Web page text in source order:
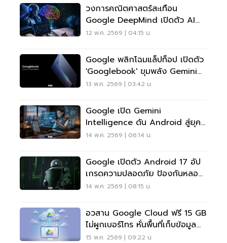
วงการคณิตศาสตร์สะเทือน
Google DeepMind เปิดตัว AI
ร่วมวิจัยระดับโลก
12 พ.ค. 2569 | 04:15 น.
Google พลิกโฉมแล็ปท็อป เปิดตัว
'Googlebook' ขุมพลัง Gemini
Intelligence
13 พ.ค. 2569 | 03:42 น.
Google เปิด Gemini
Intelligence ดัน Android สู่ยุค
AI ทำงานแทนผู้ใช้
14 พ.ค. 2569 | 06:14 น.
Google เปิดตัว Android 17 อัป
เกรดความปลอดภัย ป้องกันหลอก
โอนเงิน
14 พ.ค. 2569 | 08:15 น.
อวสาน Google Cloud ฟรี 15 GB
ไม่ผูกเบอร์โทร หั่นพื้นที่เก็บข้อมูล
เหลือ 5 GB
15 พ.ค. 2569 | 09:22 น.